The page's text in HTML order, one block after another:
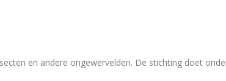
en andere ongewervelden. De stichting doet